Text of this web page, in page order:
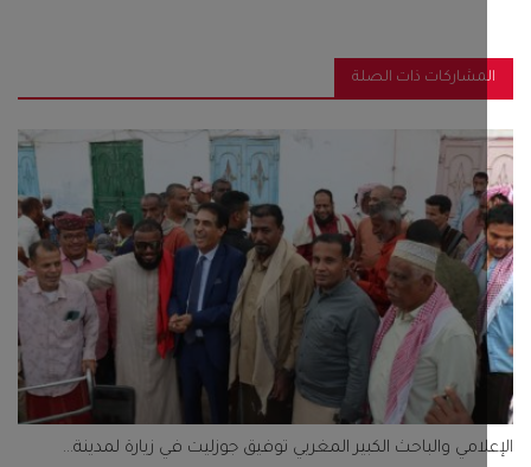
ذات الصلة
والباحث الكبير المغربي توفيق جوزليت في زيارة لمدينة...